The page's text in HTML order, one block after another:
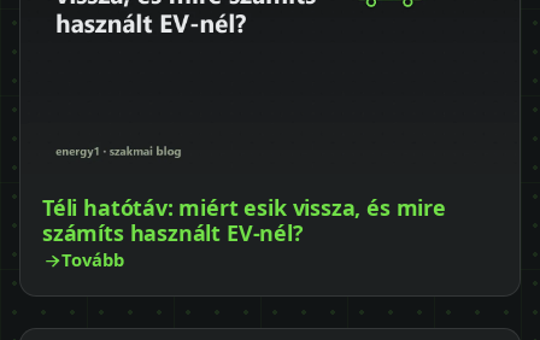
Téli hatótáv: miért esik vissza, és mire
számíts használt EV-nél?
Tovább